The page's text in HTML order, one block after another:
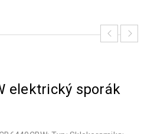
elektrický sporák